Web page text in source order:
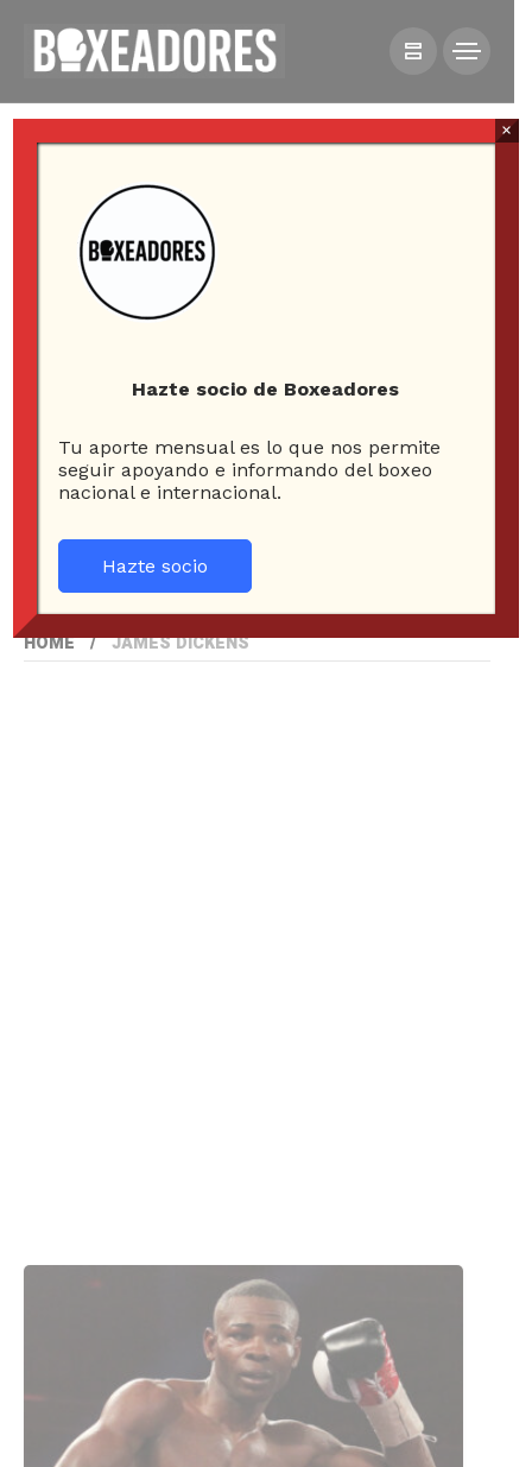
Dickens
1
HOME JAMES DICKENS
Hazte socio de Boxeadores
Tu aporte mensual es lo que nos permite
seguir apoyando e informando del boxeo
nacional e internacional.
Hazte socio
×